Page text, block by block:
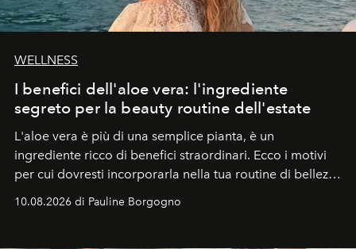
WELLNESS
I benefici dell'aloe vera: l'ingrediente
segreto per la beauty routine dell'estate
L'aloe vera è più di una semplice pianta, è un
ingrediente ricco di benefici straordinari. Ecco i motivi
per cui dovresti incorporarla nella tua routine di bellezza
e benessere.
10.08.2026 di Pauline Borgogno